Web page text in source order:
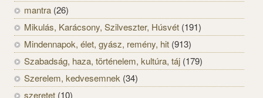
mantra (26)
Mikulás, Karácsony, Szilveszter, Húsvét (191)
Mindennapok, élet, gyász, remény, hit (913)
Szabadság, haza, történelem, kultúra, táj (179)
Szerelem, kedvesemnek (34)
szeretet (10)